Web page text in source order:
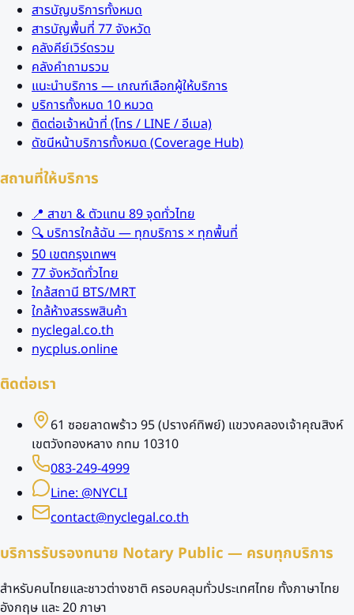
สารบัญบริการทั้งหมด
สารบัญพื้นที่ 77 จังหวัด
คลังคีย์เวิร์ดรวม
คลังคำถามรวม
แนะนำบริการ — เกณฑ์เลือกผู้ให้บริการ
บริการทั้งหมด 10 หมวด
ติดต่อเจ้าหน้าที่ (โทร / LINE / อีเมล)
ดัชนีหน้าบริการทั้งหมด (Coverage Hub)
สถานที่ให้บริการ
📍 สาขา & ตัวแทน 89 จุดทั่วไทย
🔍 บริการใกล้ฉัน — ทุกบริการ × ทุกพื้นที่
50 เขตกรุงเทพฯ
77 จังหวัดทั่วไทย
ใกล้สถานี BTS/MRT
ใกล้ห้างสรรพสินค้า
nyclegal.co.th
nycplus.online
ติดต่อเรา
61 ซอยลาดพร้าว 95 (ปรางค์ทิพย์) แขวงคลองเจ้าคุณสิงห์
เขตวังทองหลาง กทม 10310
083-249-4999
Line: @NYCLI
contact@nyclegal.co.th
บริการรับรองทนาย Notary Public — ครบทุกบริการ
สำหรับคนไทยและชาวต่างชาติ ครอบคลุมทั่วประเทศไทย ทั้งภาษาไทย
อังกฤษ และ 20 ภาษา